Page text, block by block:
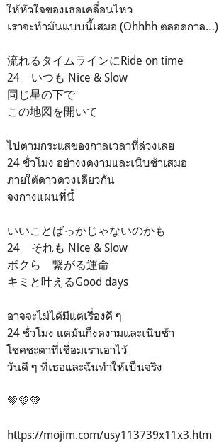
ให้หัวใจของเธอเคลื่อนไหว
เราจะทำมันแบบนี้เสมอ (Ohhhh ตลอดกาล…)
流れるタイムラインにRide on time
24 いつも Nice & Slow
同じ星の下で
この地図を開いて
ไปตามกระแสของกาลเวลาที่ล่วงเลย
24 ชั่วโมง อย่างงดงามและเนิบช้าเสมอ
ภายใต้ดาวดวงเดียวกัน
จงกางแผนที่นี้
いいことばっかじゃないのかも
24 それも Nice & Slow
ボクら 繋がる運命
キミと叶えるGood days
อาจจะไม่ได้มีแต่เรื่องดี ๆ
24 ชั่วโมง แต่มันก็งดงามและเนิบช้า
โชคชะตาที่เชื่อมเราเอาไว้
วันดี ๆ ที่เธอและฉันทำให้เป็นจริง
💚💚💚
https://mojim.com/usy113739x11x3.htm